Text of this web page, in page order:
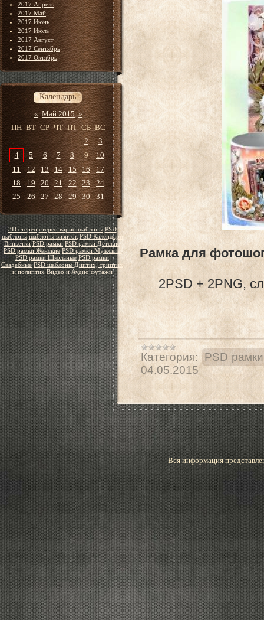
2017 Апрель
2017 Май
2017 Июнь
2017 Июль
2017 Август
2017 Сентябрь
2017 Октябрь
Календарь
« Май 2015 »
ПН ВТ СР ЧТ ПТ СБ ВС
1
2
3
4
5 6 7 8 9
10
11
12 13 14 15 16
17
18
19 20 21 22 23
24
25
26 27 28 29 30 31
3D стерео стерео варио шаблоны PSD
шаблоны шаблоны визиток PSD Календари
Виньетки PSD рамки PSD рамки Детские
PSD рамки Женские PSD рамки Мужские
PSD рамки Школьные PSD рамки
Свадебные PSD шаблоны Диптих, триптих
и полиптих Видео и Аудио футажи
Рамка для
2PSD + 2PNG,
Категория:
PSD
04.05.2015
Вся информация